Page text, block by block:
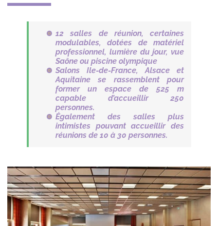
12 salles de réunion, certaines
modulables, dotées de matériel
professionnel, lumière du jour, vue
Saône ou piscine olympique
Salons Ile-de-France, Alsace et
Aquitaine se rassemblent pour
former un espace de 525 m
capable d’accueillir 250
personnes.
Également des salles plus
intimistes pouvant accueillir des
réunions de 10 à 30 personnes.